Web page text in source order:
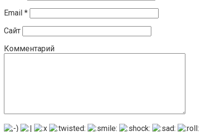
Email *
Сайт
Комментарий